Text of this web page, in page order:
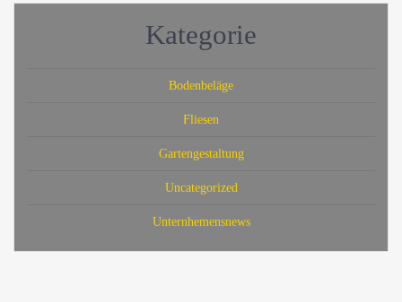
Kategorie
Bodenbeläge
Fliesen
Gartengestaltung
Uncategorized
Unternhemensnews